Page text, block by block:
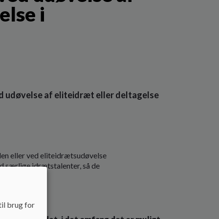
i
udøvelse af eliteidræt eller deltagelse
eller ved eliteidrætsudøvelse
særlige idrætstalenter, så de
brug for